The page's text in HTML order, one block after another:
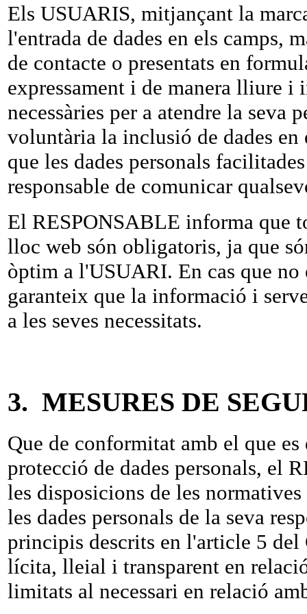
Els USUARIS, mitjançant la
l'entrada de dades en els camps,
de contacte o presentats en
expressament i de manera lliure i
necessàries per a atendre la seva
voluntària la inclusió de dades
que les dades personals
responsable de comunicar
El RESPONSABLE informa que
lloc web són obligatoris, ja que
òptim a l'USUARI. En cas que
garanteix que la informació i
a les seves necessitats.
3. MESURES DE
Que de conformitat amb el que
protecció de dades personals, el
les disposicions de les
les dades personals de la seva
principis descrits en l'article 5 del
lícita, lleial i transparent en
limitats al necessari en relació